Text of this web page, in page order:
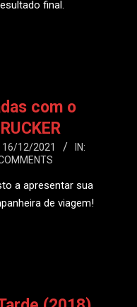
final.
com o
16/12/2021
IN:
a apresentar sua
de viagem!